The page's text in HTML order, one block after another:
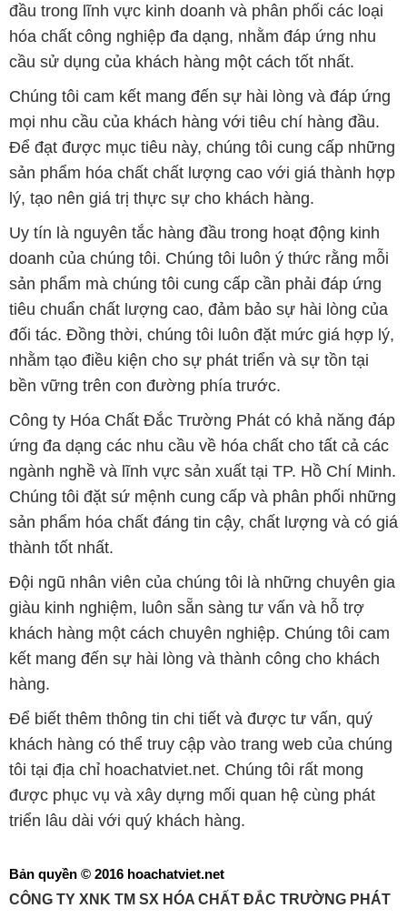
mọi nhu cầu của khách hàng với tiêu chí hàng đầu.
Để đạt được mục tiêu này, chúng tôi cung cấp những
sản phẩm hóa chất chất lượng cao với giá thành hợp
lý, tạo nên giá trị thực sự cho khách hàng.
Uy tín là nguyên tắc hàng đầu trong hoạt động kinh
doanh của chúng tôi. Chúng tôi luôn ý thức rằng mỗi
sản phẩm mà chúng tôi cung cấp cần phải đáp ứng
tiêu chuẩn chất lượng cao, đảm bảo sự hài lòng của
đối tác. Đồng thời, chúng tôi luôn đặt mức giá hợp lý,
nhằm tạo điều kiện cho sự phát triển và sự tồn tại
bền vững trên con đường phía trước.
Công ty Hóa Chất Đắc Trường Phát có khả năng đáp
ứng đa dạng các nhu cầu về hóa chất cho tất cả các
ngành nghề và lĩnh vực sản xuất tại TP. Hồ Chí Minh.
Chúng tôi đặt sứ mệnh cung cấp và phân phối những
sản phẩm hóa chất đáng tin cậy, chất lượng và có giá
thành tốt nhất.
Đội ngũ nhân viên của chúng tôi là những chuyên gia
giàu kinh nghiệm, luôn sẵn sàng tư vấn và hỗ trợ
khách hàng một cách chuyên nghiệp. Chúng tôi cam
kết mang đến sự hài lòng và thành công cho khách
hàng.
Để biết thêm thông tin chi tiết và được tư vấn, quý
khách hàng có thể truy cập vào trang web của chúng
tôi tại địa chỉ hoachatviet.net. Chúng tôi rất mong
được phục vụ và xây dựng mối quan hệ cùng phát
triển lâu dài với quý khách hàng.
Bản quyền © 2016 hoachatviet.net
CÔNG TY XNK TM SX HÓA CHẤT ĐẮC TRƯỜNG PHÁT
Giấy chứng nhận Đăng ký Kinh doanh số 0304188681 do Sở Kế